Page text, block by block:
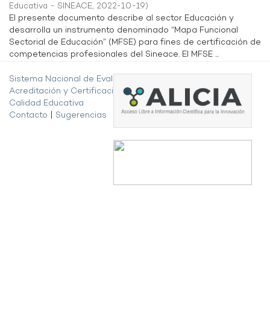
Educativa - SINEACE, 2022-10-19)
El presente documento describe al sector Educación y
desarrolla un instrumento denominado “Mapa Funcional
Sectorial de Educación” (MFSE) para fines de certificación de
competencias profesionales del Sineace. El MFSE ...
Sistema Nacional de Evaluación,
Acreditación y Certificación de la
Calidad Educativa
Contacto
Sugerencias